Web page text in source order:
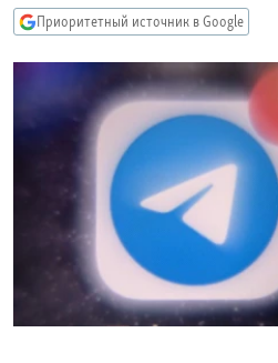
главной
навигации
Вернутся
IDEL.РЕАЛИИ
КАВКАЗ.РЕАЛИИ
СЕВЕР.РЕАЛИИ
СИБИРЬ.РЕАЛИИ
РАСПИСАНИЕ ВЕЩАНИЯ
ПОДПИШИТЕСЬ НА РАССЫЛКУ
СОЦИАЛЬНЫЕ СЕТИ
Приоритетный источник в Google